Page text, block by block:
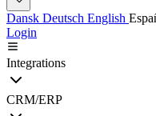
Dansk Deutsch English
Login
Integrations
CRM/ERP